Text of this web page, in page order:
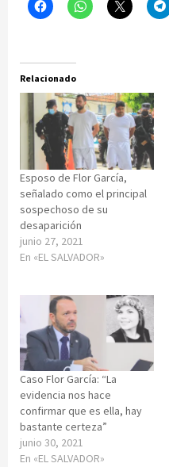
Relacionado
Esposo de Flor García,
señalado como el principal
sospechoso de su
desaparición
junio 27, 2021
En «EL SALVADOR»
Caso Flor García: “La
evidencia nos hace
confirmar que es ella, hay
bastante certeza”
junio 30, 2021
En «EL SALVADOR»